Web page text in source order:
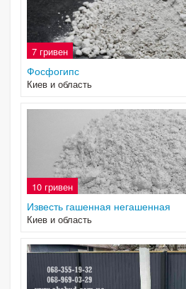
7 гривен
Фосфогипс
Киев и область
10 гривен
Известь гашенная негашенная
Киев и область